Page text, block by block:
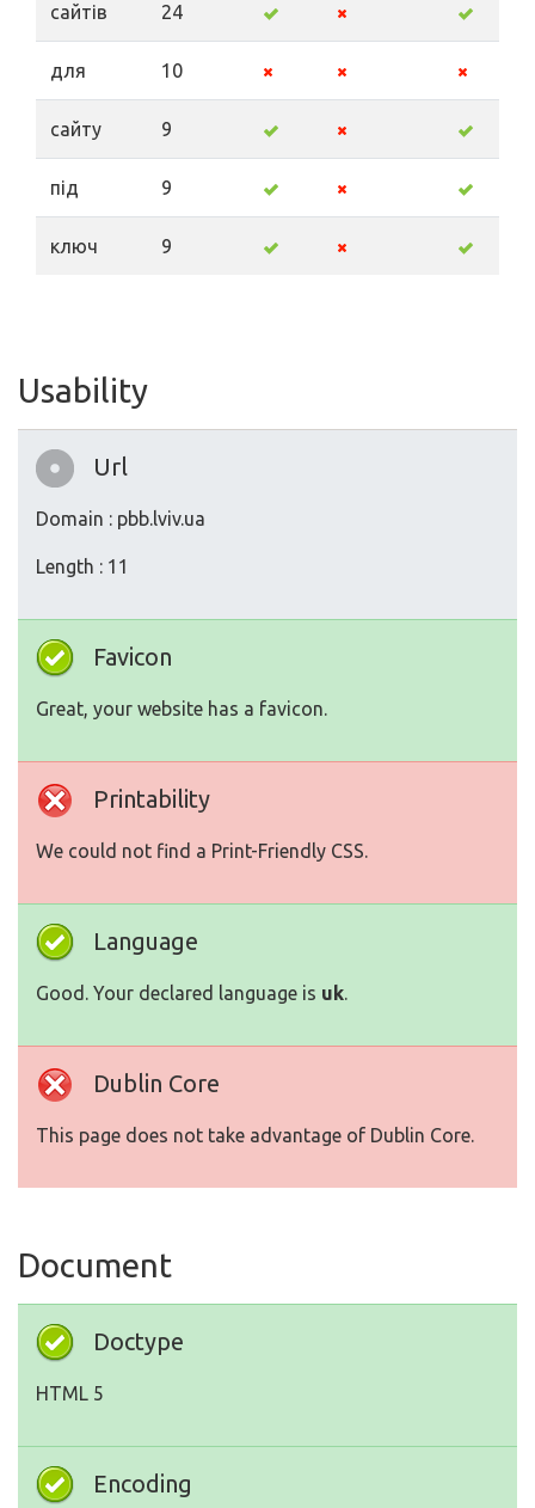
сайтів 24
для 10
сайту 9
під 9
ключ 9
Usability
Url
Domain : pbb.lviv.ua
Length : 11
Favicon
Great, your website has a favicon.
Printability
We could not find a Print-Friendly CSS.
Language
Good. Your declared language is uk.
Dublin Core
This page does not take advantage of Dublin Core.
Document
Doctype
HTML 5
Encoding